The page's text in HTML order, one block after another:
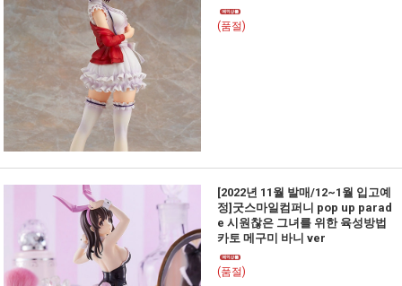
(품절)
[2022년 11월 발매/12~1월 입고예
정]굿스마일컴퍼니 pop up parad
e 시원찮은 그녀를 위한 육성방법
카토 메구미 바니 ver
(품절)